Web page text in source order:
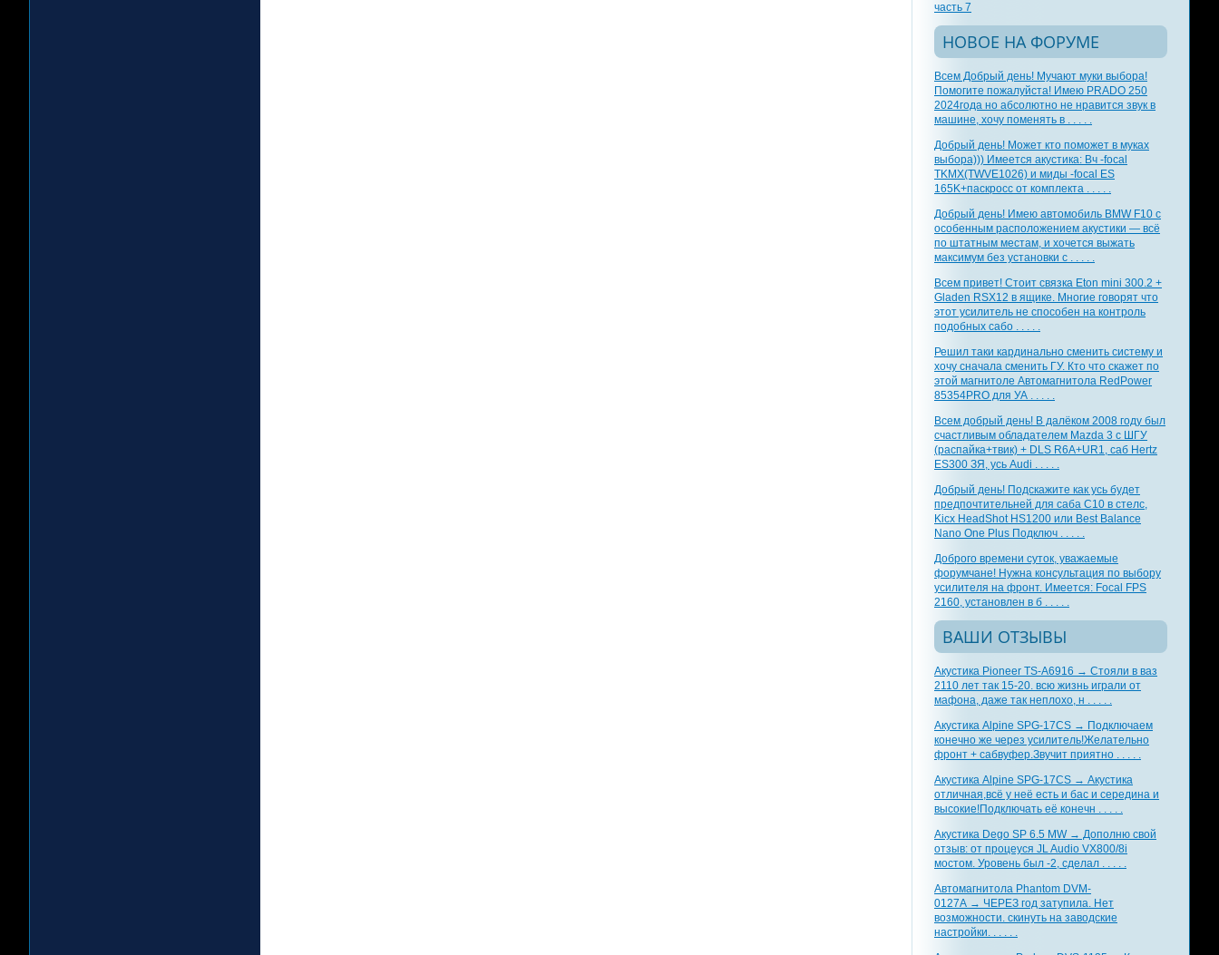
часть 7
НОВОЕ НА ФОРУМЕ
Всем Добрый день! Мучают муки выбора!
Помогите пожалуйста! Имею PRADO 250
2024года но абсолютно не нравится звук в
машине, хочу поменять в . . . . .
Добрый день! Может кто поможет в муках
выбора))) Имеется акустика: Вч -focal
TKMX(TWVE1026) и миды -focal ES
165K+паскросс от комплекта . . . . .
Добрый день! Имею автомобиль BMW F10 с
особенным расположением акустики — всё
по штатным местам, и хочется выжать
максимум без установки с . . . . .
Всем привет! Стоит связка Eton mini 300.2 +
Gladen RSX12 в ящике. Многие говорят что
этот усилитель не способен на контроль
подобных сабо . . . . .
Решил таки кардинально сменить систему и
хочу сначала сменить ГУ. Кто что скажет по
этой магнитоле Автомагнитола RedPower
85354PRO для УА . . . . .
Всем добрый день! В далёком 2008 году был
счастливым обладателем Mazda 3 с ШГУ
(распайка+твик) + DLS R6A+UR1, саб Hertz
ES300 ЗЯ, усь Audi . . . . .
Добрый день! Подскажите как усь будет
предпочтительней для саба С10 в стелс,
Kicx HeadShot HS1200 или Best Balance
Nano One Plus Подключ . . . . .
Доброго времени суток, уважаемые
форумчане! Нужна консультация по выбору
усилителя на фронт. Имеется: Focal FPS
2160, установлен в б . . . . .
ВАШИ ОТЗЫВЫ
Акустика Pioneer TS-A6916 → Стояли в ваз
2110 лет так 15-20. всю жизнь играли от
мафона, даже так неплохо, н . . . . .
Акустика Alpine SPG-17CS → Подключаем
конечно же через усилитель!Желательно
фронт + сабвуфер.Звучит приятно . . . . .
Акустика Alpine SPG-17CS → Акустика
отличная,всё у неё есть и бас и середина и
высокие!Подключать её конечн . . . . .
Акустика Dego SP 6.5 MW → Дополню свой
отзыв: от процеуся JL Audio VX800/8i
мостом. Уровень был -2, сделал . . . . .
Автомагнитола Phantom DVM-
0127A → ЧЕРЕЗ год затупила. Нет
возможности. скинуть на заводские
настройки. . . . . .